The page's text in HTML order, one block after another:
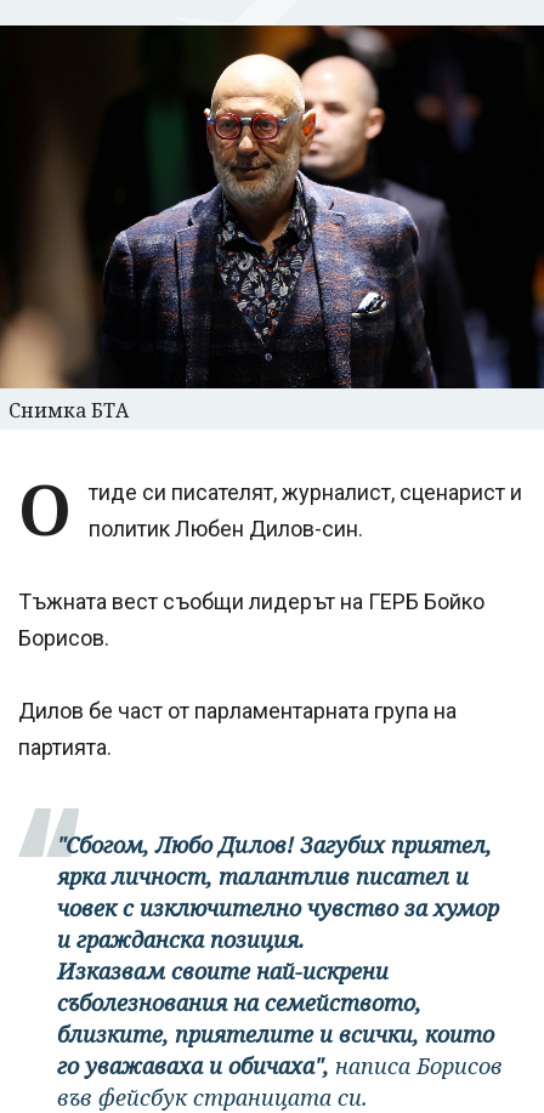
Снимка БТА
О
тиде си писателят, журналист, сценарист и
политик Любен Дилов-син.
Тъжната вест съобщи лидерът на ГЕРБ Бойко
Борисов.
Дилов бе част от парламентарната група на
партията.
"Сбогом, Любо Дилов! Загубих приятел,
ярка личност, талантлив писател и
човек с изключително чувство за хумор
и гражданска позиция.
Изказвам своите най-искрени
съболезнования на семейството,
близките, приятелите и всички, които
го уважаваха и обичаха", написа Борисов
във фейсбук страницата си.